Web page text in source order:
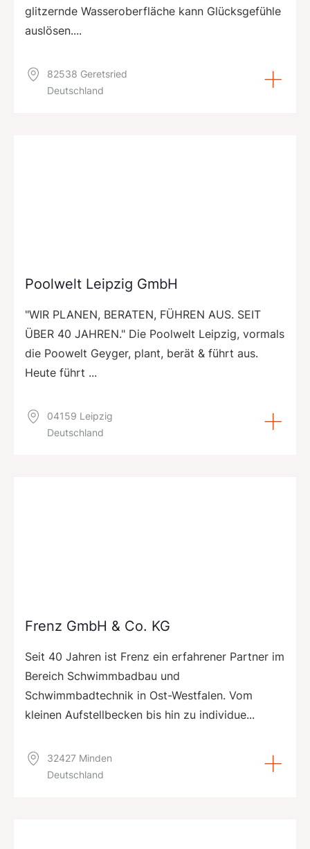
glitzernde Wasseroberfläche kann Glücksgefühle
auslösen....
82538 Geretsried
Deutschland
Poolwelt Leipzig GmbH
"WIR PLANEN, BERATEN, FÜHREN AUS. SEIT
ÜBER 40 JAHREN." Die Poolwelt Leipzig, vormals
die Poowelt Geyger, plant, berät & führt aus.
Heute führt ...
04159 Leipzig
Deutschland
Frenz GmbH & Co. KG
Seit 40 Jahren ist Frenz ein erfahrener Partner im
Bereich Schwimmbadbau und
Schwimmbadtechnik in Ost-Westfalen. Vom
kleinen Aufstellbecken bis hin zu individue...
32427 Minden
Deutschland